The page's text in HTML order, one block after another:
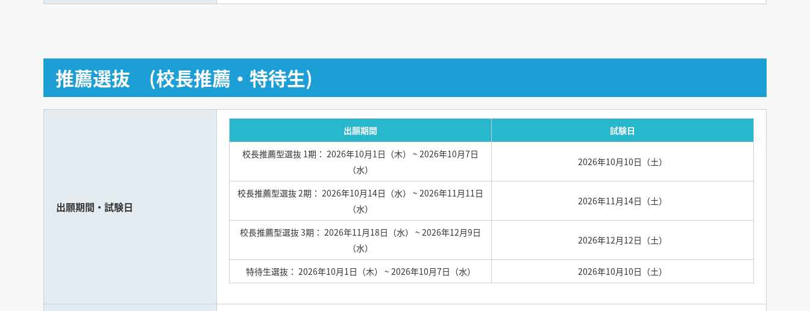
推薦選抜 (校長推薦・特待生)
出願期間・試験日
出願期間
試験日
校長推薦型選抜 1期： 2026年10月1日（木） ~ 2026年10月7日
（水）
2026年10月10日（土）
校長推薦型選抜 2期： 2026年10月14日（水） ~ 2026年11月11日
（水）
2026年11月14日（土）
校長推薦型選抜 3期： 2026年11月18日（水） ~ 2026年12月9日
（水）
2026年12月12日（土）
特待生選抜： 2026年10月1日（木） ~ 2026年10月7日（水） 2026年10月10日（土）